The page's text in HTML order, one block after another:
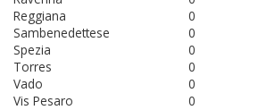
0
Reggiana
0
Sambenedettese
0
Spezia
0
Torres
0
Vado
0
Vis Pesaro